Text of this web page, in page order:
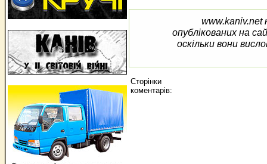
www.kaniv.net
опублікованих на
оскільки вони
Сторінки
коментарів: